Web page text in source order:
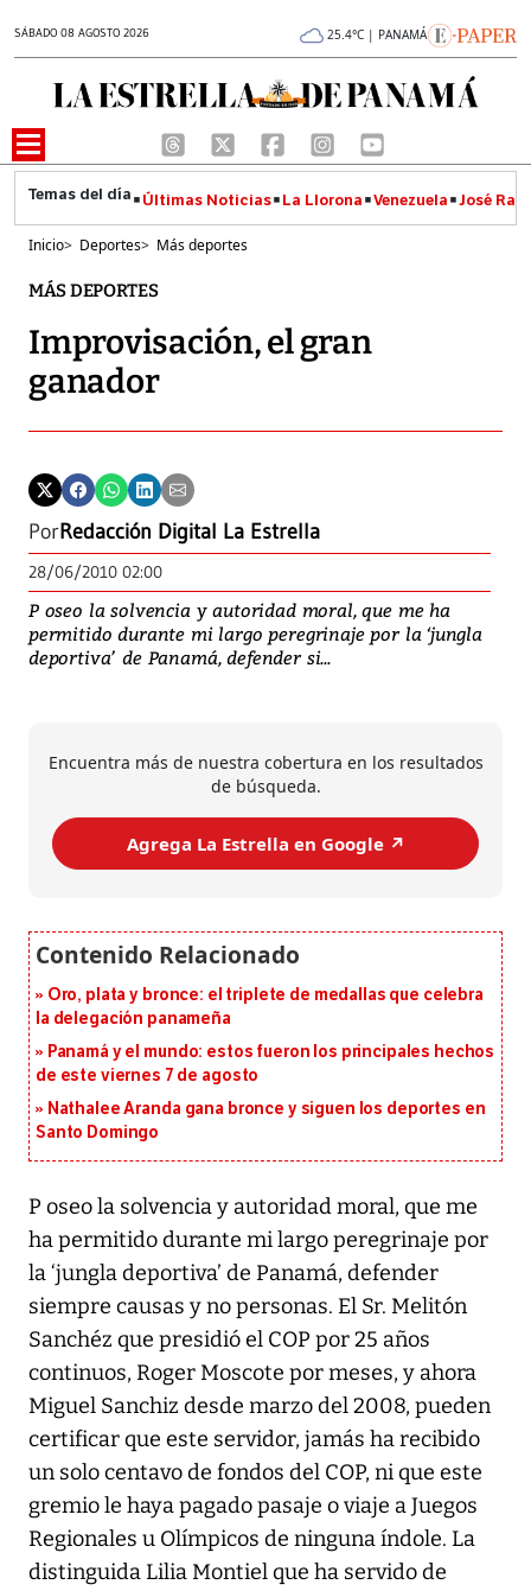
SÁBADO 08 AGOSTO 2026 25.4°C | PANAMÁ
Últimas Noticias La Llorona Venezuela José
Inicio> Deportes> Más deportes
MÁS DEPORTES
Improvisación, el gran
ganador
PorRedacción Digital La Estrella
28/06/2010 02:00
P oseo la solvencia y autoridad moral, que me ha
permitido durante mi largo peregrinaje por la ‘jungla
deportiva’ de Panamá, defender si...
Encuentra más de nuestra cobertura en los resultados
de búsqueda.
Agrega La Estrella en Google ↗️
Oro, plata y bronce: el triplete de medallas que celebra
la delegación panameña
Panamá y el mundo: estos fueron los principales hechos
de este viernes 7 de agosto
Nathalee Aranda gana bronce y siguen los deportes en
Santo Domingo
P oseo la solvencia y autoridad moral, que me
ha permitido durante mi largo peregrinaje por
la ‘jungla deportiva’ de Panamá, defender
siempre causas y no personas. El Sr. Melitón
Sanchéz que presidió el COP por 25 años
continuos, Roger Moscote por meses, y ahora
Miguel Sanchiz desde marzo del 2008, pueden
certificar que este servidor, jamás ha recibido
un solo centavo de fondos del COP, ni que este
gremio le haya pagado pasaje o viaje a Juegos
Regionales u Olímpicos de ninguna índole. La
distinguida Lilia Montiel que ha servido de